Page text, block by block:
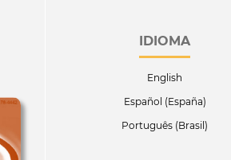
IDIOMA
English
Español (España)
Português (Brasil)